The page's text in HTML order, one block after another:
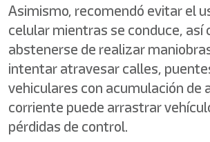
Asimismo, recomendó evitar el
celular mientras se conduce, así
abstenerse de realizar
intentar atravesar calles,
vehiculares con acumulación de
corriente puede arrastrar
pérdidas de control.